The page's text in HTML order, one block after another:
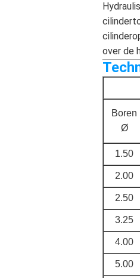
over de
Boren
Ø
1.50
2.00
2.50
3.25
4.00
5.00